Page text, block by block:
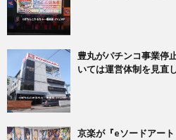
豊丸がパチンコ事業停
いては運営体制を見直
京楽が『eソードアー